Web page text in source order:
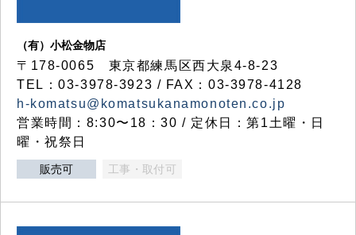
（有）小松金物店
〒178-0065 東京都練馬区西大泉4-8-23
TEL：03-3978-3923 / FAX：03-3978-4128
h-komatsu@komatsukanamonoten.co.jp
営業時間：8:30〜18：30 / 定休日：第1土曜・日
曜・祝祭日
販売可 工事・取付可